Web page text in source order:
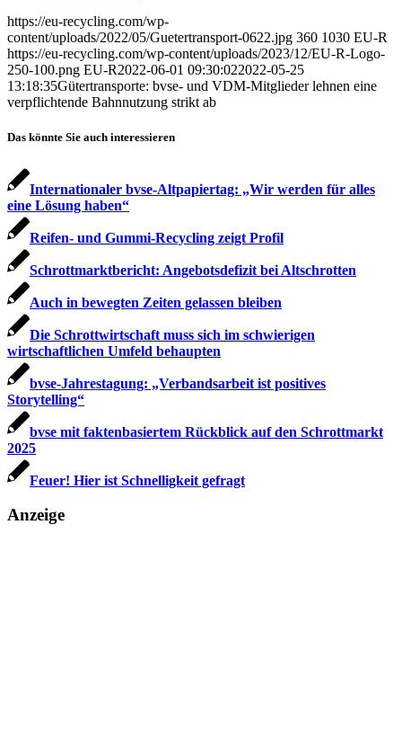
https://eu-recycling.com/wp-
content/uploads/2022/05/Guetertransport-0622.jpg 360 1030 EU-R
https://eu-recycling.com/wp-content/uploads/2023/12/EU-R-Logo-
250-100.png EU-R2022-06-01 09:30:022022-05-25
13:18:35Gütertransporte: bvse- und VDM-Mitglieder lehnen eine
verpflichtende Bahnnutzung strikt ab
Das könnte Sie auch interessieren
Internationaler bvse-Altpapiertag: „Wir werden für alles
eine Lösung haben“
Reifen- und Gummi-Recycling zeigt Profil
Schrottmarktbericht: Angebotsdefizit bei Altschrotten
Auch in bewegten Zeiten gelassen bleiben
Die Schrottwirtschaft muss sich im schwierigen
wirtschaftlichen Umfeld behaupten
bvse-Jahrestagung: „Verbandsarbeit ist positives
Storytelling“
bvse mit faktenbasiertem Rückblick auf den Schrottmarkt
2025
Feuer! Hier ist Schnelligkeit gefragt
Anzeige